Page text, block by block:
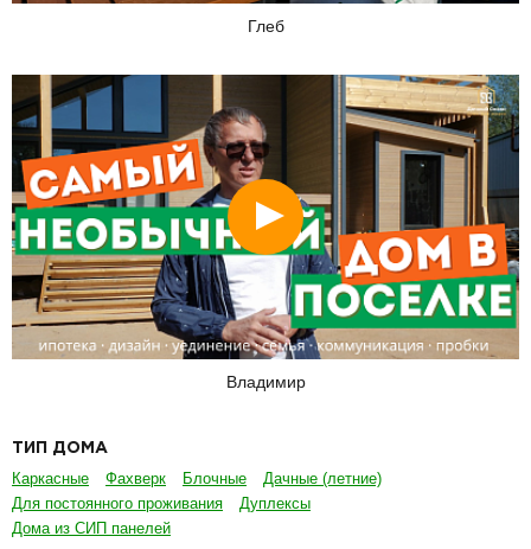
Глеб
Смотреть
Владимир
ТИП ДОМА
Каркасные Фахверк Блочные
Дачные (летние)
Для постоянного проживания
Дуплексы
Дома из СИП панелей